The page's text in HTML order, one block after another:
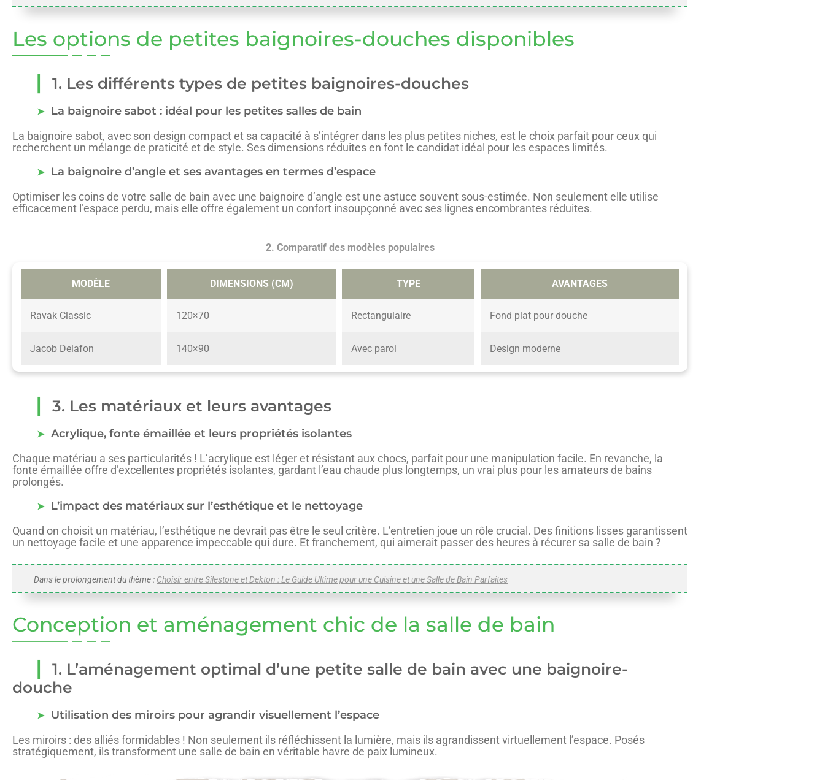
Les options de petites baignoires-douches disponibles
1. Les différents types de petites baignoires-douches
La baignoire sabot : idéal pour les petites salles de bain
La baignoire sabot, avec son design compact et sa capacité à s’intégrer dans les plus petites niches, est le choix parfait pour ceux qui
recherchent un mélange de praticité et de style. Ses dimensions réduites en font le candidat idéal pour les espaces limités.
La baignoire d’angle et ses avantages en termes d’espace
Optimiser les coins de votre salle de bain avec une baignoire d’angle est une astuce souvent sous-estimée. Non seulement elle utilise
efficacement l’espace perdu, mais elle offre également un confort insoupçonné avec ses lignes encombrantes réduites.
2. Comparatif des modèles populaires
MODÈLE DIMENSIONS (CM) TYPE AVANTAGES
Ravak Classic 120×70 Rectangulaire Fond plat pour douche
Jacob Delafon 140×90 Avec paroi Design moderne
3. Les matériaux et leurs avantages
Acrylique, fonte émaillée et leurs propriétés isolantes
Chaque matériau a ses particularités ! L’acrylique est léger et résistant aux chocs, parfait pour une manipulation facile. En revanche, la
fonte émaillée offre d’excellentes propriétés isolantes, gardant l’eau chaude plus longtemps, un vrai plus pour les amateurs de bains
prolongés.
L’impact des matériaux sur l’esthétique et le nettoyage
Quand on choisit un matériau, l’esthétique ne devrait pas être le seul critère. L’entretien joue un rôle crucial. Des finitions lisses garantissent
un nettoyage facile et une apparence impeccable qui dure. Et franchement, qui aimerait passer des heures à récurer sa salle de bain ?
Dans le prolongement du thème : Choisir entre Silestone et Dekton : Le Guide Ultime pour une Cuisine et une Salle de Bain Parfaites
Conception et aménagement chic de la salle de bain
1. L’aménagement optimal d’une petite salle de bain avec une baignoire-
douche
Utilisation des miroirs pour agrandir visuellement l’espace
Les miroirs : des alliés formidables ! Non seulement ils réfléchissent la lumière, mais ils agrandissent virtuellement l’espace. Posés
stratégiquement, ils transforment une salle de bain en véritable havre de paix lumineux.